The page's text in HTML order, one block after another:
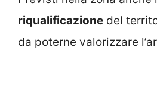
riqualificazione del
da poterne valorizzare